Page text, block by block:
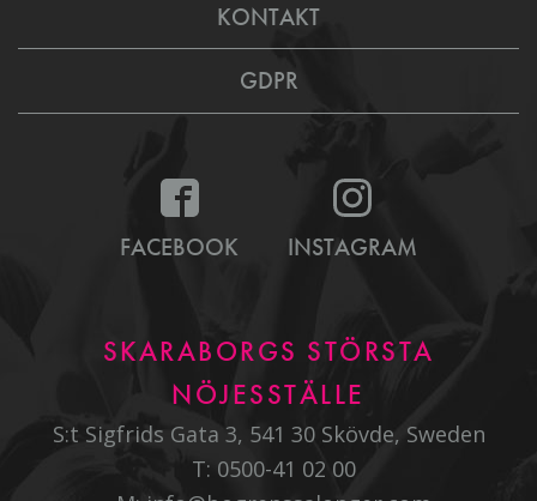
KONTAKT
GDPR
FACEBOOK INSTAGRAM
SKARABORGS STÖRSTA
NÖJESSTÄLLE
S:t Sigfrids Gata 3, 541 30 Skövde, Sweden
T: 0500-41 02 00